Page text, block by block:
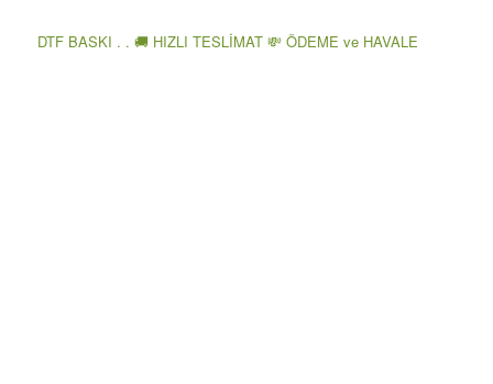
DTF BASKI . . 🚚 HIZLI TESLİMAT 💸 ÖDEME ve HAVALE